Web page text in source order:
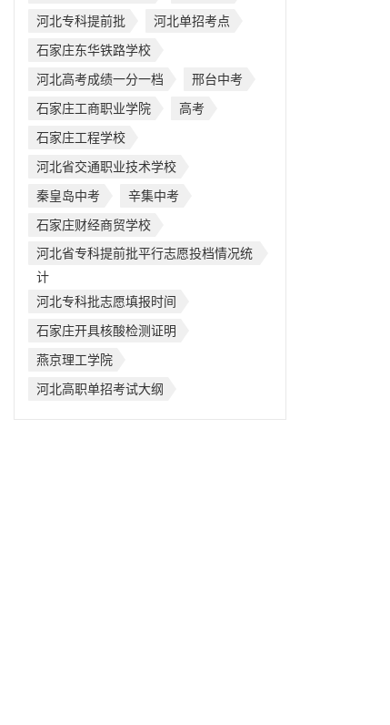
河北专科提前批
河北单招考点
石家庄东华铁路学校
河北高考成绩一分一档
邢台中考
石家庄工商职业学院
高考
石家庄工程学校
河北省交通职业技术学校
秦皇岛中考
辛集中考
石家庄财经商贸学校
河北省专科提前批平行志愿投档情况统
计
河北专科批志愿填报时间
石家庄开具核酸检测证明
燕京理工学院
河北高职单招考试大纲